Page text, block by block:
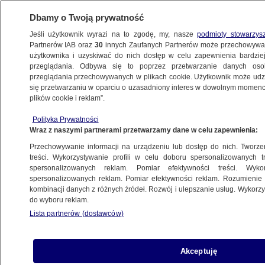
ŚWIAT
premiera. Po schedę po nim dołączają dwaj
byli ministrowie zdrowia
10.07.2022, 06:53
Udostępnij
brytyjscy ministrowie - dołączyli w sobotę
wieczorem do grona ubiegających się o
Dbamy o Twoją prywatność
Jeśli użytkownik wyrazi na to zgodę, my, naszepodmioty
Partnerów IAB oraz30 innych Zaufanych Partnerów może
użytkownika i uzyskiwać do nich dostęp w celu zapewnienia
przeglądania. Odbywa się to poprzez przetwarzanie danych
przeglądania przechowywanych w plikach cookie. Użytkownik może
się przetwarzaniu w oparciu o uzasadniony interes w dowolnym
plików cookie i reklam”.
Polityka Prywatności
Wraz z naszymi partnerami przetwarzamy dane w celu zapewnienia:
Przechowywanie informacji na urządzeniu lub dostęp do nich.
treści. Wykorzystywanie profili w celu doboru spersonalizowanych
spersonalizowanych reklam. Pomiar efektywności treści.
spersonalizowanych reklam. Pomiar efektywności reklam.
kombinacji danych z różnych źródeł. Rozwój i ulepszanie usług.
do wyboru reklam.
Lista partnerów (dostawców)
Akceptuję